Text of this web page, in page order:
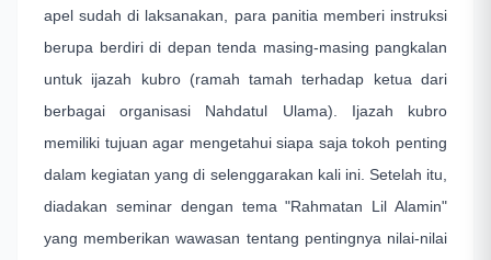
apel sudah di laksanakan, para panitia memberi instruksi
berupa berdiri di depan tenda masing-masing pangkalan
untuk ijazah kubro (ramah tamah terhadap ketua dari
berbagai organisasi Nahdatul Ulama). Ijazah kubro
memiliki tujuan agar mengetahui siapa saja tokoh penting
dalam kegiatan yang di selenggarakan kali ini. Setelah itu,
diadakan seminar dengan tema "Rahmatan Lil Alamin"
yang memberikan wawasan tentang pentingnya nilai-nilai